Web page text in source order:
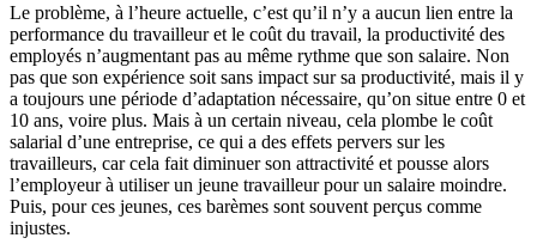
Le problème, à l’heure actuelle, c’est qu’il n’y a aucun lien entre la
performance du travailleur et le coût du travail, la productivité des
employés n’augmentant pas au même rythme que son salaire. Non
pas que son expérience soit sans impact sur sa productivité, mais il y
a toujours une période d’adaptation nécessaire, qu’on situe entre 0 et
10 ans, voire plus. Mais à un certain niveau, cela plombe le coût
salarial d’une entreprise, ce qui a des effets pervers sur les
travailleurs, car cela fait diminuer son attractivité et pousse alors
l’employeur à utiliser un jeune travailleur pour un salaire moindre.
Puis, pour ces jeunes, ces barèmes sont souvent perçus comme
injustes.